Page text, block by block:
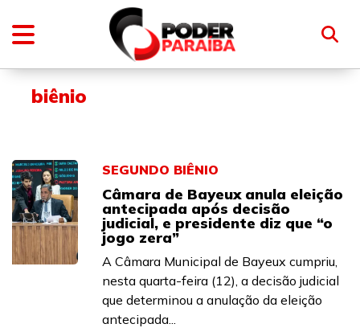
biênio
SEGUNDO BIÊNIO
Câmara de Bayeux anula eleição
antecipada após decisão
judicial, e presidente diz que “o
jogo zera”
A Câmara Municipal de Bayeux cumpriu,
nesta quarta-feira (12), a decisão judicial
que determinou a anulação da eleição
antecipada...